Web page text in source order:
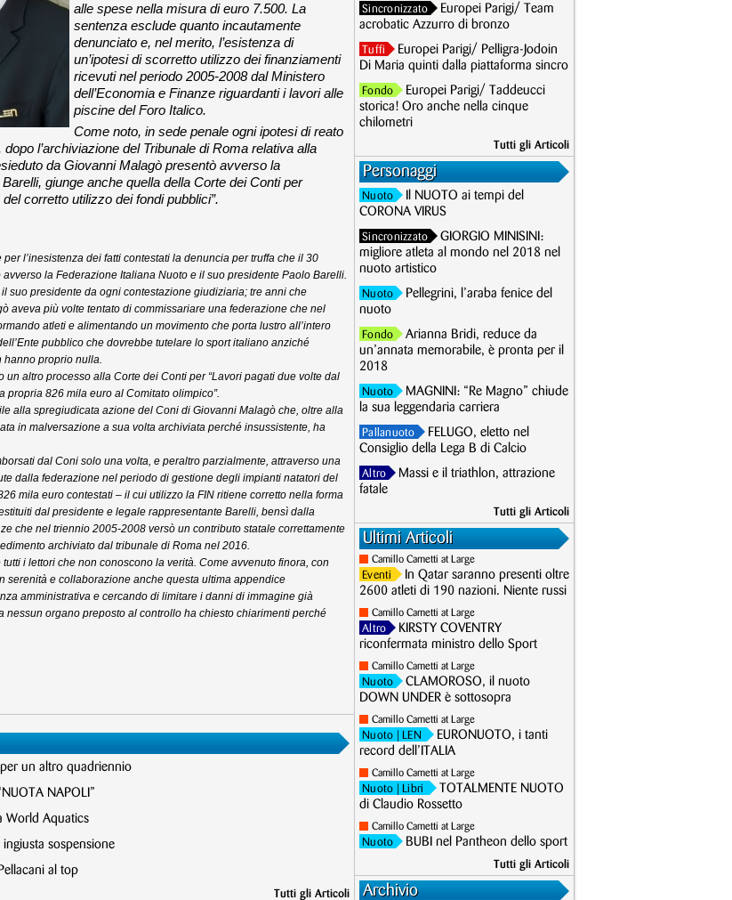
alle spese nella misura di euro 7.500. La
sentenza esclude quanto incautamente
denunciato e, nel merito, l’esistenza di
un’ipotesi di scorretto utilizzo dei finanziamenti
ricevuti nel periodo 2005-2008 dal Ministero
dell’Economia e Finanze riguardanti i lavori alle
piscine del Foro Italico.
Come noto, in sede penale ogni ipotesi di reato
dopo l’archiviazione del Tribunale di Roma relativa alla
da Giovanni Malagò presentò avverso la
giunge anche quella della Corte dei Conti per
corretto utilizzo dei fondi pubblici”.
l’inesistenza dei fatti contestati la denuncia per truffa che il 30
la Federazione Italiana Nuoto e il suo presidente Paolo Barelli.
suo presidente da ogni contestazione giudiziaria; tre anni che
aveva più volte tentato di commissariare una federazione che nel
atleti e alimentando un movimento che porta lustro all’intero
pubblico che dovrebbe tutelare lo sport italiano anziché
hanno proprio nulla.
altro processo alla Corte dei Conti per “Lavori pagati due volte dal
propria 826 mila euro al Comitato olimpico”.
alla spregiudicata azione del Coni di Giovanni Malagò che, oltre alla
in malversazione a sua volta archiviata perché insussistente, ha
dal Coni solo una volta, e peraltro parzialmente, attraverso una
dalla federazione nel periodo di gestione degli impianti natatori del
mila euro contestati – il cui utilizzo la FIN ritiene corretto nella forma
dal presidente e legale rappresentante Barelli, bensì dalla
che nel triennio 2005-2008 versò un contributo statale correttamente
archiviato dal tribunale di Roma nel 2016.
i lettori che non conoscono la verità. Come avvenuto finora, con
serenità e collaborazione anche questa ultima appendice
amministrativa e cercando di limitare i danni di immagine già
organo preposto al controllo ha chiesto chiarimenti perché
un altro quadriennio
NAPOLI”
World Aquatics
ingiusta sospensione
al top
Tutti gli Articoli
Sincronizzato
Europei Parigi/ Team
acrobatic Azzurro di bronzo
Tuffi
Europei Parigi/ Pelligra-Jodoin
Di Maria quinti dalla piattaforma sincro
Fondo
Europei Parigi/ Taddeucci
storica! Oro anche nella cinque
chilometri
Tutti gli Articoli
Personaggi
Nuoto
Il NUOTO ai tempi del
CORONA VIRUS
Sincronizzato
GIORGIO MINISINI:
migliore atleta al mondo nel 2018 nel
nuoto artistico
Nuoto
Pellegrini, l’araba fenice del
nuoto
Fondo
Arianna Bridi, reduce da
un’annata memorabile, è pronta per il
2018
Nuoto
MAGNINI: “Re Magno” chiude
la sua leggendaria carriera
Pallanuoto
FELUGO, eletto nel
Consiglio della Lega B di Calcio
Altro
Massi e il triathlon, attrazione
fatale
Tutti gli Articoli
Ultimi Articoli
Camillo Cametti at Large
Eventi
In Qatar saranno presenti oltre
2600 atleti di 190 nazioni. Niente russi
Camillo Cametti at Large
Altro
KIRSTY COVENTRY
riconfermata ministro dello Sport
Camillo Cametti at Large
Nuoto
CLAMOROSO, il nuoto
DOWN UNDER è sottosopra
Camillo Cametti at Large
Nuoto | LEN
EURONUOTO, i tanti
record dell’ITALIA
Camillo Cametti at Large
Nuoto | Libri
TOTALMENTE NUOTO
di Claudio Rossetto
Camillo Cametti at Large
Nuoto BUBI nel Pantheon dello sport
Tutti gli Articoli
Archivio